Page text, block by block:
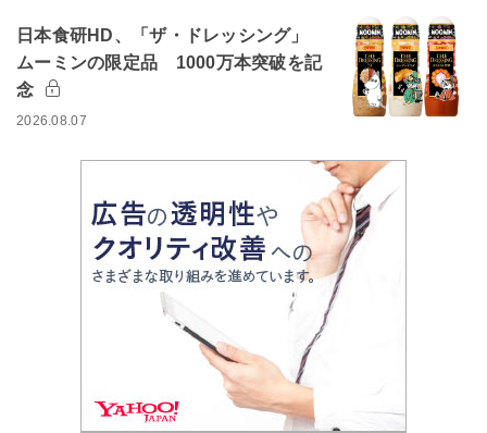
日本食研HD、「ザ・ドレッシング」
ムーミンの限定品 1000万本突破を記
念
2026.08.07